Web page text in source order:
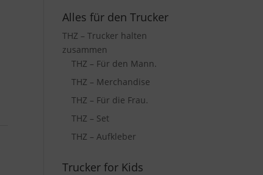
Alles für den Trucker
THZ – Trucker halten
zusammen
THZ – Für den Mann.
THZ – Merchandise
THZ – Für die Frau.
THZ – Set
THZ – Aufkleber
Trucker for Kids